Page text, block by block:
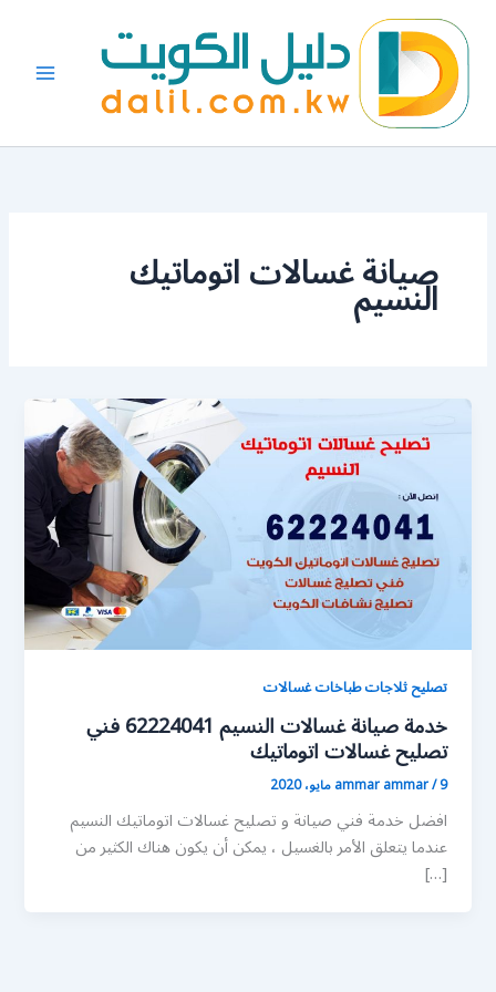
المحتوى
صيانة غسالات اتوماتيك
النسيم
تصليح ثلاجات طباخات غسالات
خدمة صيانة غسالات النسيم 62224041 فني
تصليح غسالات اتوماتيك
ammar ammar/9 مايو، 2020
افضل خدمة فني صيانة و تصليح غسالات اتوماتيك النسيم
عندما يتعلق الأمر بالغسيل ، يمكن أن يكون هناك الكثير من
[…]